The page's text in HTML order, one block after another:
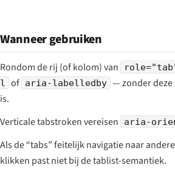
Wanneer gebruiken
Rondom de rij (of kolom) van
l
of aria-labelledby — zonder deze
is.
Verticale tab­stroken vereisen
aria-
Als de “tabs” feitelijk navigatie naar
klikken past niet bij de tablist-semantiek.